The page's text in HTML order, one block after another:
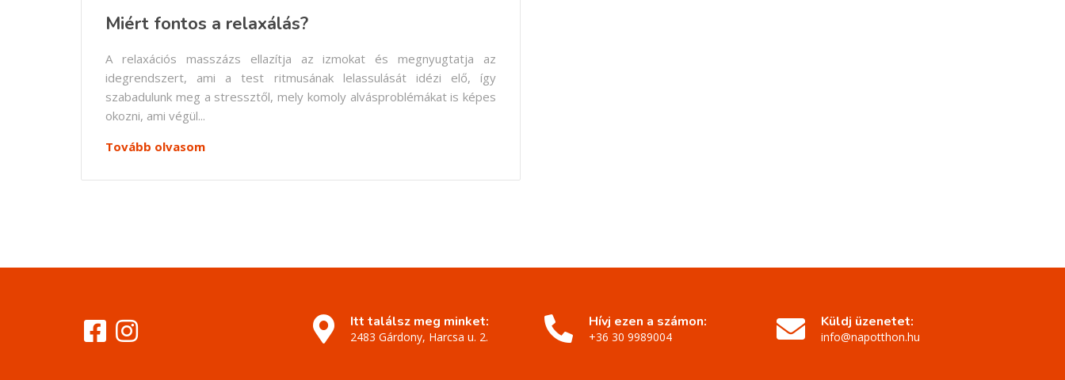
Miért fontos a relaxálás?
A relaxációs masszázs ellazítja az izmokat és megnyugtatja az
idegrendszert, ami a test ritmusának lelassulását idézi elő, így
szabadulunk meg a stressztől, mely komoly alvásproblémákat is képes
okozni, ami végül...
Tovább olvasom
Itt találsz meg minket:
2483 Gárdony, Harcsa u. 2.
Hívj ezen a számon:
+36 30 9989004
Küldj üzenetet:
info@napotthon.hu